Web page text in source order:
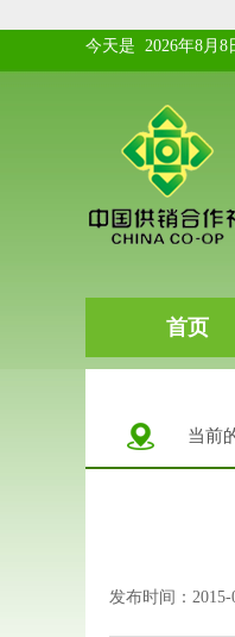
当前
发布时间：